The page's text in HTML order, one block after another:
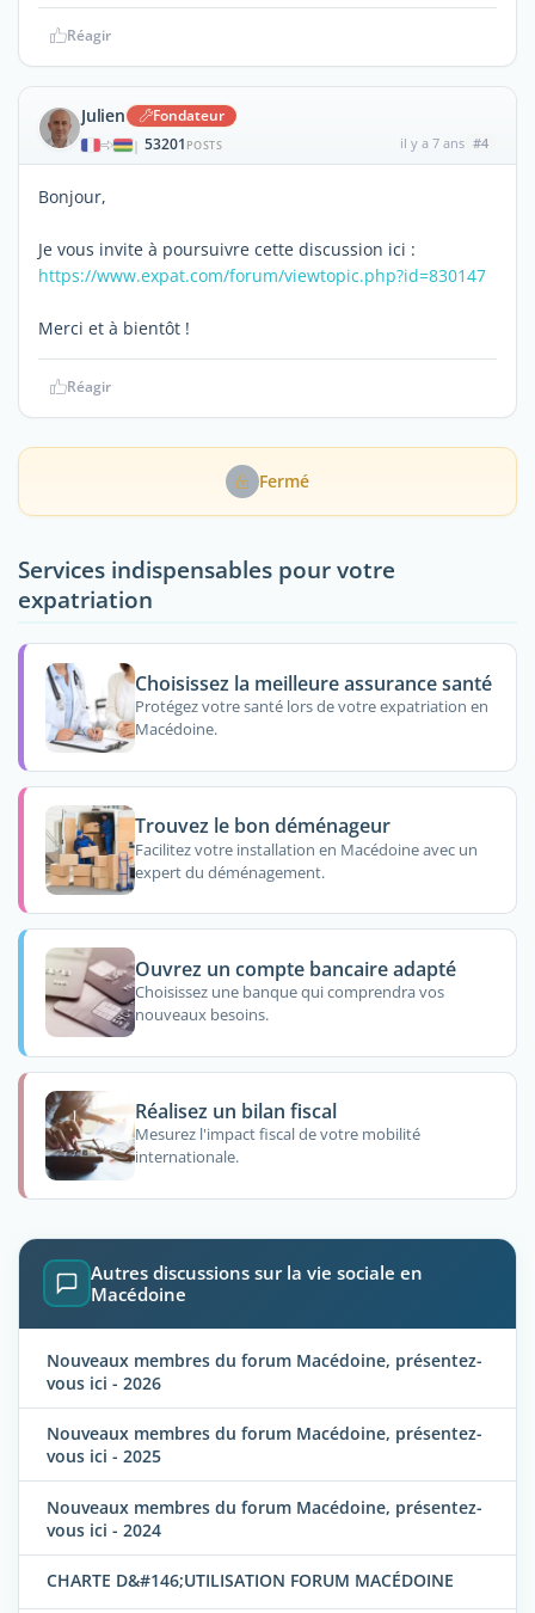
Réagir
Julien Fondateur
| 53201 POSTS il y a 7 ans #4
Bonjour,
Je vous invite à poursuivre cette discussion ici :
https://www.expat.com/forum/viewtopic.php?id=830147
Merci et à bientôt !
Réagir
Fermé
Services indispensables pour votre
expatriation
Choisissez la meilleure assurance santé
Protégez votre santé lors de votre expatriation en
Macédoine.
Trouvez le bon déménageur
Facilitez votre installation en Macédoine avec un
expert du déménagement.
Ouvrez un compte bancaire adapté
Choisissez une banque qui comprendra vos
nouveaux besoins.
Réalisez un bilan fiscal
Mesurez l'impact fiscal de votre mobilité
internationale.
Autres discussions sur la vie sociale en
Macédoine
Nouveaux membres du forum Macédoine, présentez-
vous ici - 2026
Nouveaux membres du forum Macédoine, présentez-
vous ici - 2025
Nouveaux membres du forum Macédoine, présentez-
vous ici - 2024
CHARTE D&#146;UTILISATION FORUM MACÉDOINE